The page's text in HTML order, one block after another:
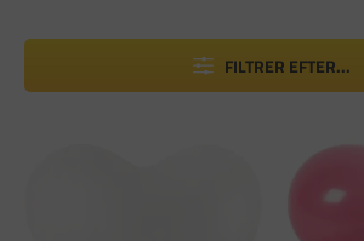
FILTRER EFTER...